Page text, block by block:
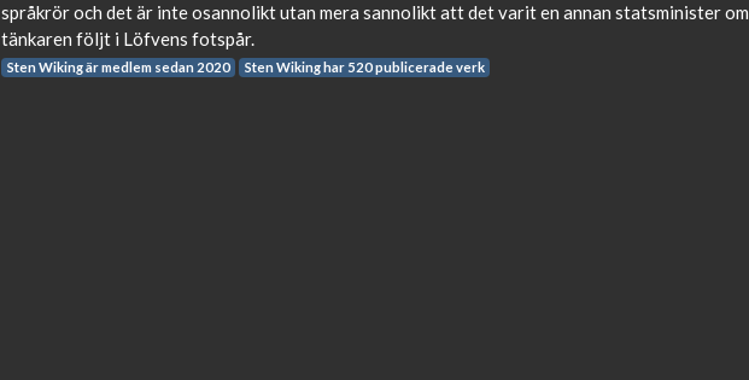
språkrör och det är inte osannolikt utan mera sannolikt att det varit en annan statsminister om
tänkaren följt i Löfvens fotspår.
Sten Wiking är medlem sedan 2020 Sten Wiking har 520 publicerade verk